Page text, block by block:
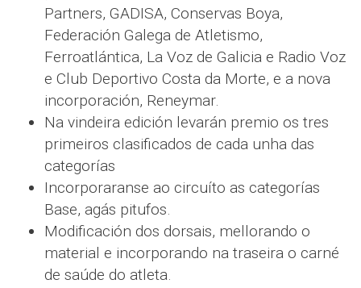
Partners, GADISA, Conservas Boya,
Federación Galega de Atletismo,
Ferroatlántica, La Voz de Galicia e Radio Voz
e Club Deportivo Costa da Morte, e a nova
incorporación, Reneymar.
Na vindeira edición levarán premio os tres
primeiros clasificados de cada unha das
categorías
Incorporaranse ao circuíto as categorías
Base, agás pitufos.
Modificación dos dorsais, mellorando o
material e incorporando na traseira o carné
de saúde do atleta.